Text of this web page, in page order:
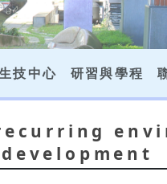
技中心 研習與學程